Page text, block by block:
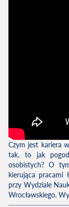
Czym jest kariera
tak, to jak
osobistych? O
kierująca pracami
przy Wydziale
Wrocławskiego.